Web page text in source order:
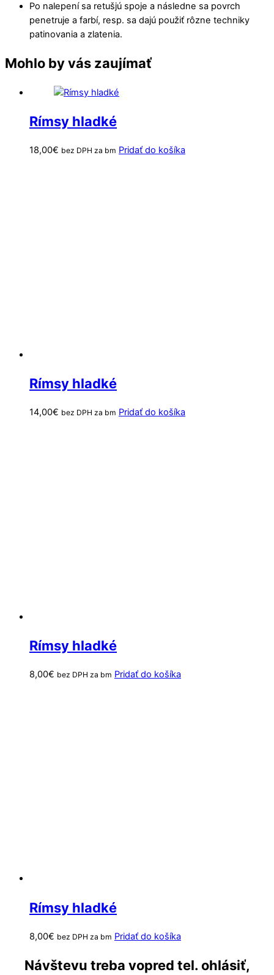
Po nalepení sa retušjú spoje a následne sa povrch
penetruje a farbí, resp. sa dajú použiť rôzne techniky
patinovania a zlatenia.
Mohlo by vás zaujímať
Rímsy hladké
18,00€ bez DPH za bm Pridať do košíka
Rímsy hladké
14,00€ bez DPH za bm Pridať do košíka
Rímsy hladké
8,00€ bez DPH za bm Pridať do košíka
Rímsy hladké
8,00€ bez DPH za bm Pridať do košíka
Návštevu treba vopred tel. ohlásiť,